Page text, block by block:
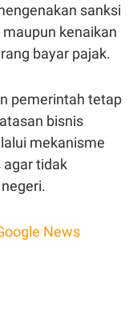
sanksi
kenaikan
bayar pajak.
pemerintah tetap
bisnis
mekanisme
agar tidak
News